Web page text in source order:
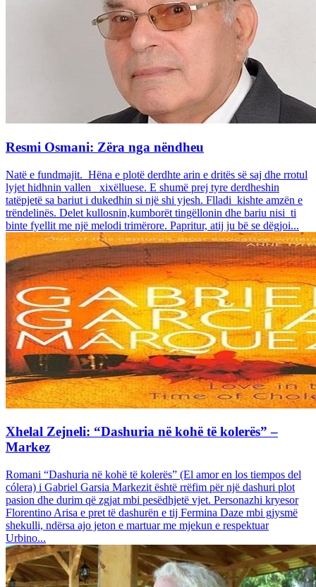
Resmi Osmani: Zëra nga nëndheu
Natë e fundmajit. Hëna e plotë derdhte arin e dritës së saj dhe rrotul
lyjet hidhnin vallen xixëlluese. E shumë prej tyre derdheshin
tatëpjetë sa bariut i dukedhin si një shi yjesh. Flladi kishte amzën e
trëndelinës. Delet kullosnin,kumborët tingëllonin dhe bariu nisi ti
binte fyellit me një melodi trimërore. Papritur, atij ju bë se dëgjoi...
Xhelal Zejneli: “Dashuria në kohë të kolerës” –
Markez
Romani “Dashuria në kohë të kolerës” (El amor en los tiempos del
cólera) i Gabriel Garsia Markezit është rrëfim për një dashuri plot
pasion dhe durim që zgjat mbi pesëdhjetë vjet. Personazhi kryesor
Florentino Arisa e pret të dashurën e tij Fermina Daze mbi gjysmë
shekulli, ndërsa ajo jeton e martuar me mjekun e respektuar
Urbino...